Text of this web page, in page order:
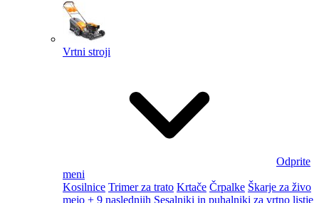
Vrtni stroji
Odprite
meni
Kosilnice Trimer za trato Krtače Črpalke Škarje za živo
mejo + 9 naslednjih Sesalniki in puhalniki za vrtno listje